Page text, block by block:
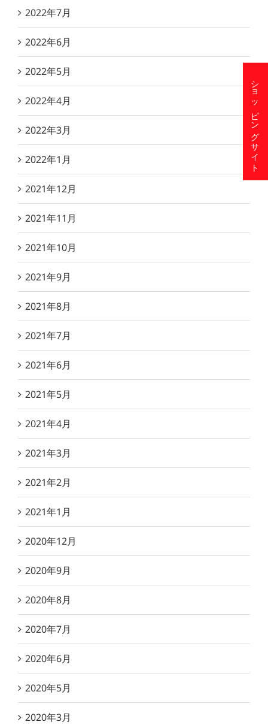
2022年7月
2022年6月
2022年5月
2022年4月
2022年3月
2022年1月
2021年12月
2021年11月
2021年10月
2021年9月
2021年8月
2021年7月
2021年6月
2021年5月
2021年4月
2021年3月
2021年2月
2021年1月
2020年12月
2020年9月
2020年8月
2020年7月
2020年6月
2020年5月
2020年3月
ショッピングサイト